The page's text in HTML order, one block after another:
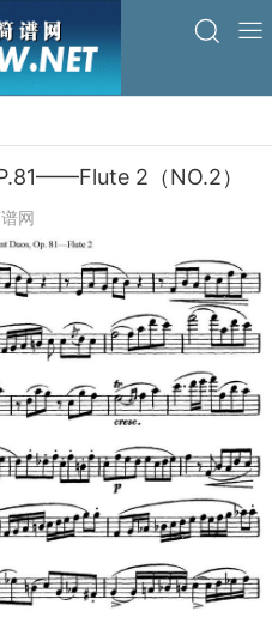
2（NO.2）
网